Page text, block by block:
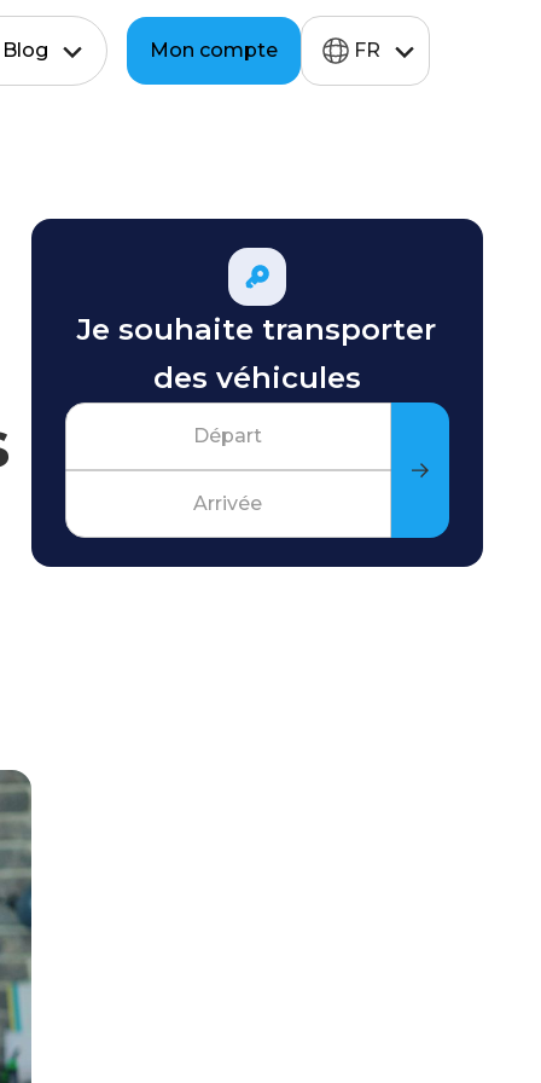
Blog Mon compte FR
Je souhaite transporter
des véhicules